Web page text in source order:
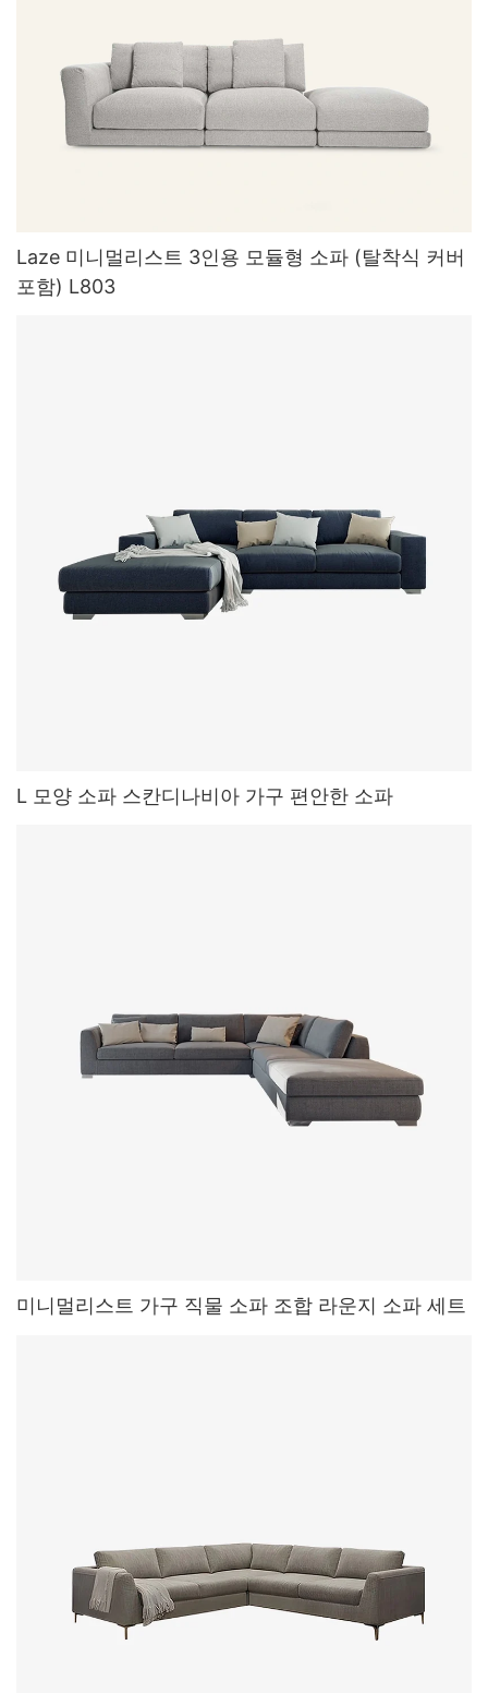
Laze 미니멀리스트 3인용 모듈형 소파 (탈착식 커버
포함) L803
L 모양 소파 스칸디나비아 가구 편안한 소파
미니멀리스트 가구 직물 소파 조합 라운지 소파 세트